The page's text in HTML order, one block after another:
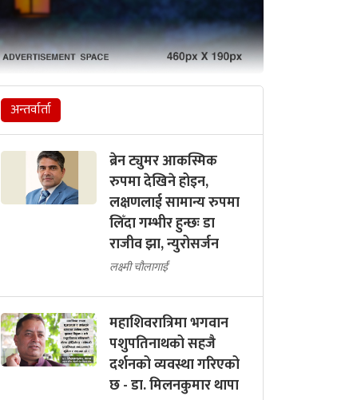
अन्तर्वार्ता
ब्रेन ट्युमर आकस्मिक
रुपमा देखिने होइन,
लक्षणलाई सामान्य रुपमा
लिँदा गम्भीर हुन्छः डा
राजीव झा, न्युरोसर्जन
लक्ष्मी चौलागाईं
महाशिवरात्रिमा भगवान
पशुपतिनाथको सहजै
दर्शनको व्यवस्था गरिएको
छ - डा. मिलनकुमार थापा